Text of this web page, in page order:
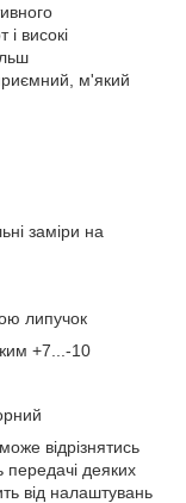
і високі
м'який
заміри на
липучок
+7...-10
відрізнятись
передачі деяких
від налаштувань